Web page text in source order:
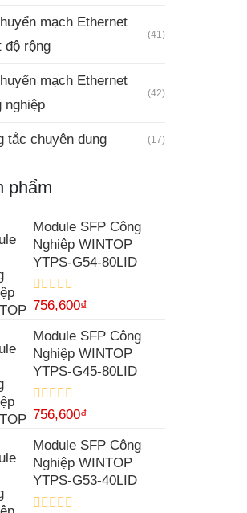
mạch Ethernet
độ rộng
(41)
mạch Ethernet
nghiệp
(42)
tắc chuyên dụng (17)
phẩm
Module SFP Công
Nghiệp WINTOP
YTPS-G54-80LID
Được
hạng
0
5
sao
756,600₫
Module SFP Công
Nghiệp WINTOP
YTPS-G45-80LID
Được
hạng
0
5
sao
756,600₫
Module SFP Công
Nghiệp WINTOP
YTPS-G53-40LID